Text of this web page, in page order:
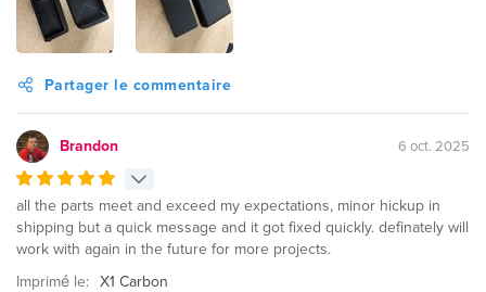
Partager le commentaire
Brandon 6 oct. 2025
all the parts meet and exceed my expectations, minor hickup in
shipping but a quick message and it got fixed quickly. definately will
work with again in the future for more projects.
Imprimé le: X1 Carbon